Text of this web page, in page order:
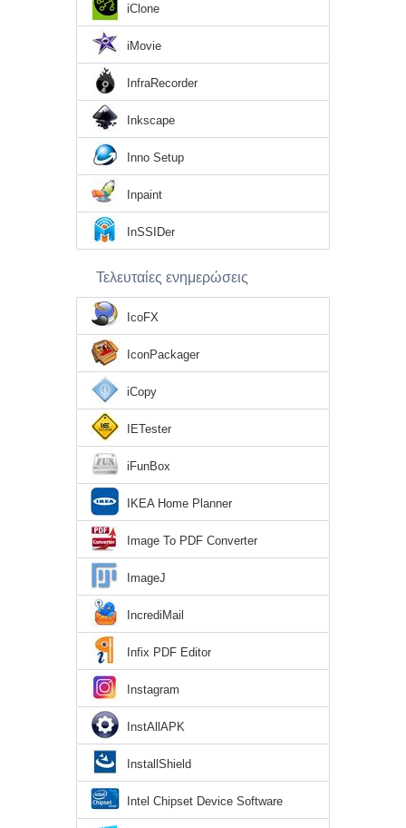
iClone
iMovie
InfraRecorder
Inkscape
Inno Setup
Inpaint
InSSIDer
Τελευταίες ενημερώσεις
IcoFX
IconPackager
iCopy
IETester
iFunBox
IKEA Home Planner
Image To PDF Converter
ImageJ
IncrediMail
Infix PDF Editor
Instagram
InstAllAPK
InstallShield
Intel Chipset Device Software